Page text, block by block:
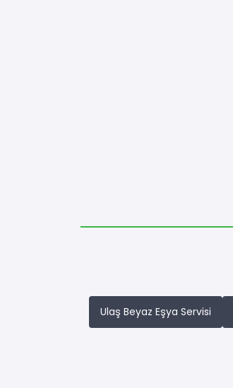
Ulaş Beyaz Eşya Servisi